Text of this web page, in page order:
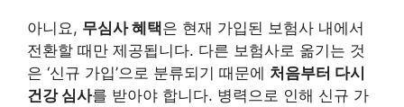
아니요, 무심사 혜택은 현재 가입된 보험사 내에서
전환할 때만 제공됩니다. 다른 보험사로 옮기는 것
은 ‘신규 가입’으로 분류되기 때문에 처음부터 다시
건강 심사를 받아야 합니다. 병력으로 인해 신규 가